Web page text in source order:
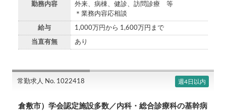
勤務内容
外来、病棟、健診、訪問診療 等
＊業務内容応相談
給与 1,000万円から 1,600万円まで
当直有無 あり
常勤求人 No. 1022418 週4日以内
倉敷市）学会認定施設多数／内科・総合診療科の基幹病